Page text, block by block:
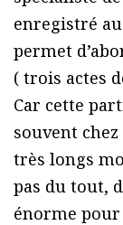
enregistré
permet
( trois actes
Car cette
souvent
très longs
pas du tout,
énorme